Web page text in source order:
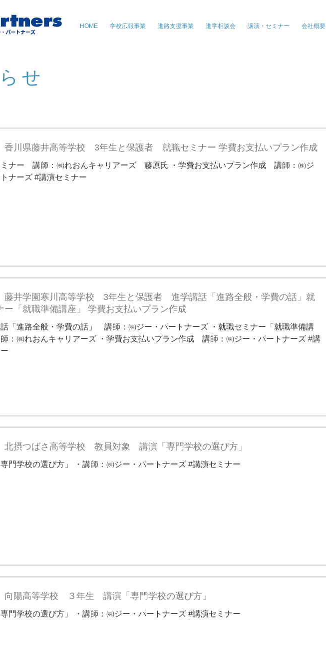
HOME 学校広報事業 進路支援事業 進学相談会 講演・セミナー 会社概要
せ
川県藤井高等学校 3年生と保護者 就職セミナー 学費お支払いプラン作成
ミナー 講師：㈱れおんキャリアーズ 藤原氏 ・学費お支払いプラン作成 講師：㈱ジ
ナーズ #講演セミナー
井学園寒川高等学校 3年生と保護者 進学講話「進路全般・学費の話」就
ー「就職準備講座」 学費お支払いプラン作成
話「進路全般・学費の話」 講師：㈱ジー・パートナーズ ・就職セミナー「就職準備講
：㈱れおんキャリアーズ ・学費お支払いプラン作成 講師：㈱ジー・パートナーズ #講
摂つばさ高等学校 教員対象 講演「専門学校の選び方」
専門学校の選び方」 ・講師：㈱ジー・パートナーズ #講演セミナー
陽高等学校 ３年生 講演「専門学校の選び方」
専門学校の選び方」 ・講師：㈱ジー・パートナーズ #講演セミナー